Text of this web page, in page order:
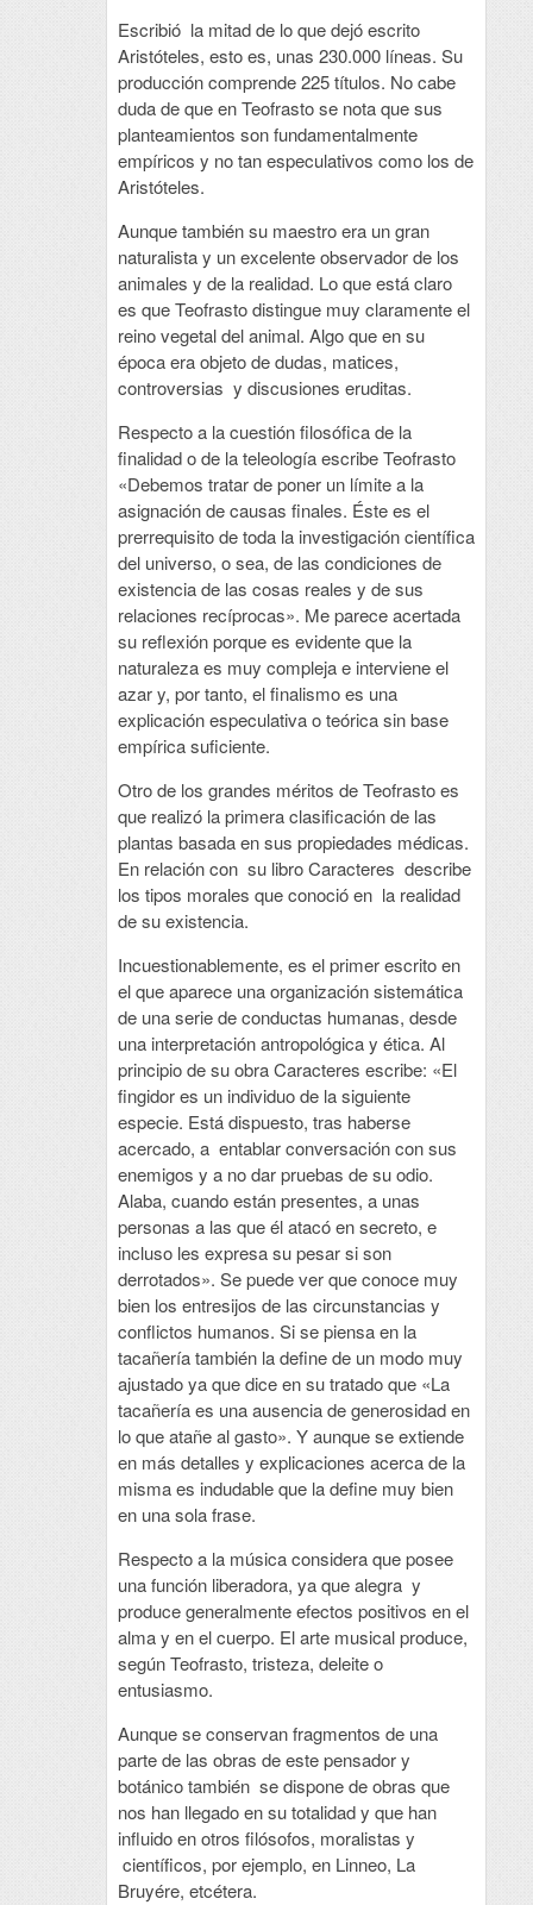
Escribió la mitad de lo que dejó escrito
Aristóteles, esto es, unas 230.000 líneas. Su
producción comprende 225 títulos. No cabe
duda de que en Teofrasto se nota que sus
planteamientos son fundamentalmente
empíricos y no tan especulativos como los de
Aristóteles.
Aunque también su maestro era un gran
naturalista y un excelente observador de los
animales y de la realidad. Lo que está claro
es que Teofrasto distingue muy claramente el
reino vegetal del animal. Algo que en su
época era objeto de dudas, matices,
controversias y discusiones eruditas.
Respecto a la cuestión filosófica de la
finalidad o de la teleología escribe Teofrasto
«Debemos tratar de poner un límite a la
asignación de causas finales. Éste es el
prerrequisito de toda la investigación científica
del universo, o sea, de las condiciones de
existencia de las cosas reales y de sus
relaciones recíprocas». Me parece acertada
su reflexión porque es evidente que la
naturaleza es muy compleja e interviene el
azar y, por tanto, el finalismo es una
explicación especulativa o teórica sin base
empírica suficiente.
Otro de los grandes méritos de Teofrasto es
que realizó la primera clasificación de las
plantas basada en sus propiedades médicas.
En relación con su libro Caracteres describe
los tipos morales que conoció en la realidad
de su existencia.
Incuestionablemente, es el primer escrito en
el que aparece una organización sistemática
de una serie de conductas humanas, desde
una interpretación antropológica y ética. Al
principio de su obra Caracteres escribe: «El
fingidor es un individuo de la siguiente
especie. Está dispuesto, tras haberse
acercado, a entablar conversación con sus
enemigos y a no dar pruebas de su odio.
Alaba, cuando están presentes, a unas
personas a las que él atacó en secreto, e
incluso les expresa su pesar si son
derrotados». Se puede ver que conoce muy
bien los entresijos de las circunstancias y
conflictos humanos. Si se piensa en la
tacañería también la define de un modo muy
ajustado ya que dice en su tratado que «La
tacañería es una ausencia de generosidad en
lo que atañe al gasto». Y aunque se extiende
en más detalles y explicaciones acerca de la
misma es indudable que la define muy bien
en una sola frase.
Respecto a la música considera que posee
una función liberadora, ya que alegra y
produce generalmente efectos positivos en el
alma y en el cuerpo. El arte musical produce,
según Teofrasto, tristeza, deleite o
entusiasmo.
Aunque se conservan fragmentos de una
parte de las obras de este pensador y
botánico también se dispone de obras que
nos han llegado en su totalidad y que han
influido en otros filósofos, moralistas y
científicos, por ejemplo, en Linneo, La
Bruyére, etcétera.